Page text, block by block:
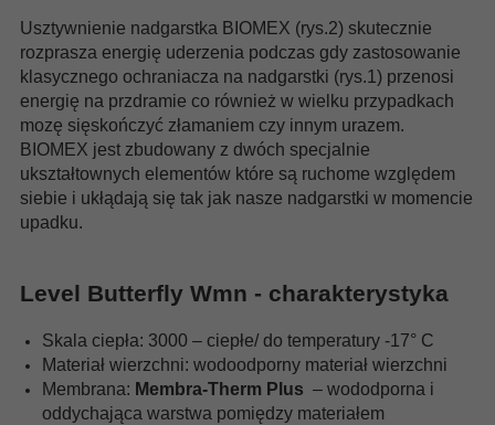
Usztywnienie nadgarstka BIOMEX (rys.2) skutecznie
rozprasza energię uderzenia podczas gdy zastosowanie
klasycznego ochraniacza na nadgarstki (rys.1) przenosi
energię na przdramie co również w wielku przypadkach
mozę sięskończyć złamaniem czy innym urazem.
BIOMEX jest zbudowany z dwóch specjalnie
ukształtownych elementów które są ruchome względem
siebie i ukłądają się tak jak nasze nadgarstki w momencie
upadku.
Level Butterfly Wmn - charakterystyka
Skala ciepła: 3000 – ciepłe/ do temperatury -17° C
Materiał wierzchni: wodoodporny materiał wierzchni
Membrana: Membra-Therm Plus – wododporna i
oddychająca warstwa pomiędzy materiałem